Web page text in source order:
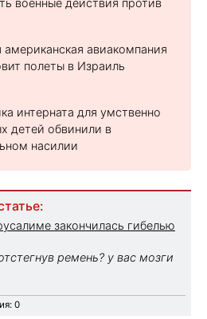
американская авиакомпания
полеты в Израиль
интерната для умственно
детей обвинили в
насилии
закончилась гибелью
ремень? у вас мозги
0